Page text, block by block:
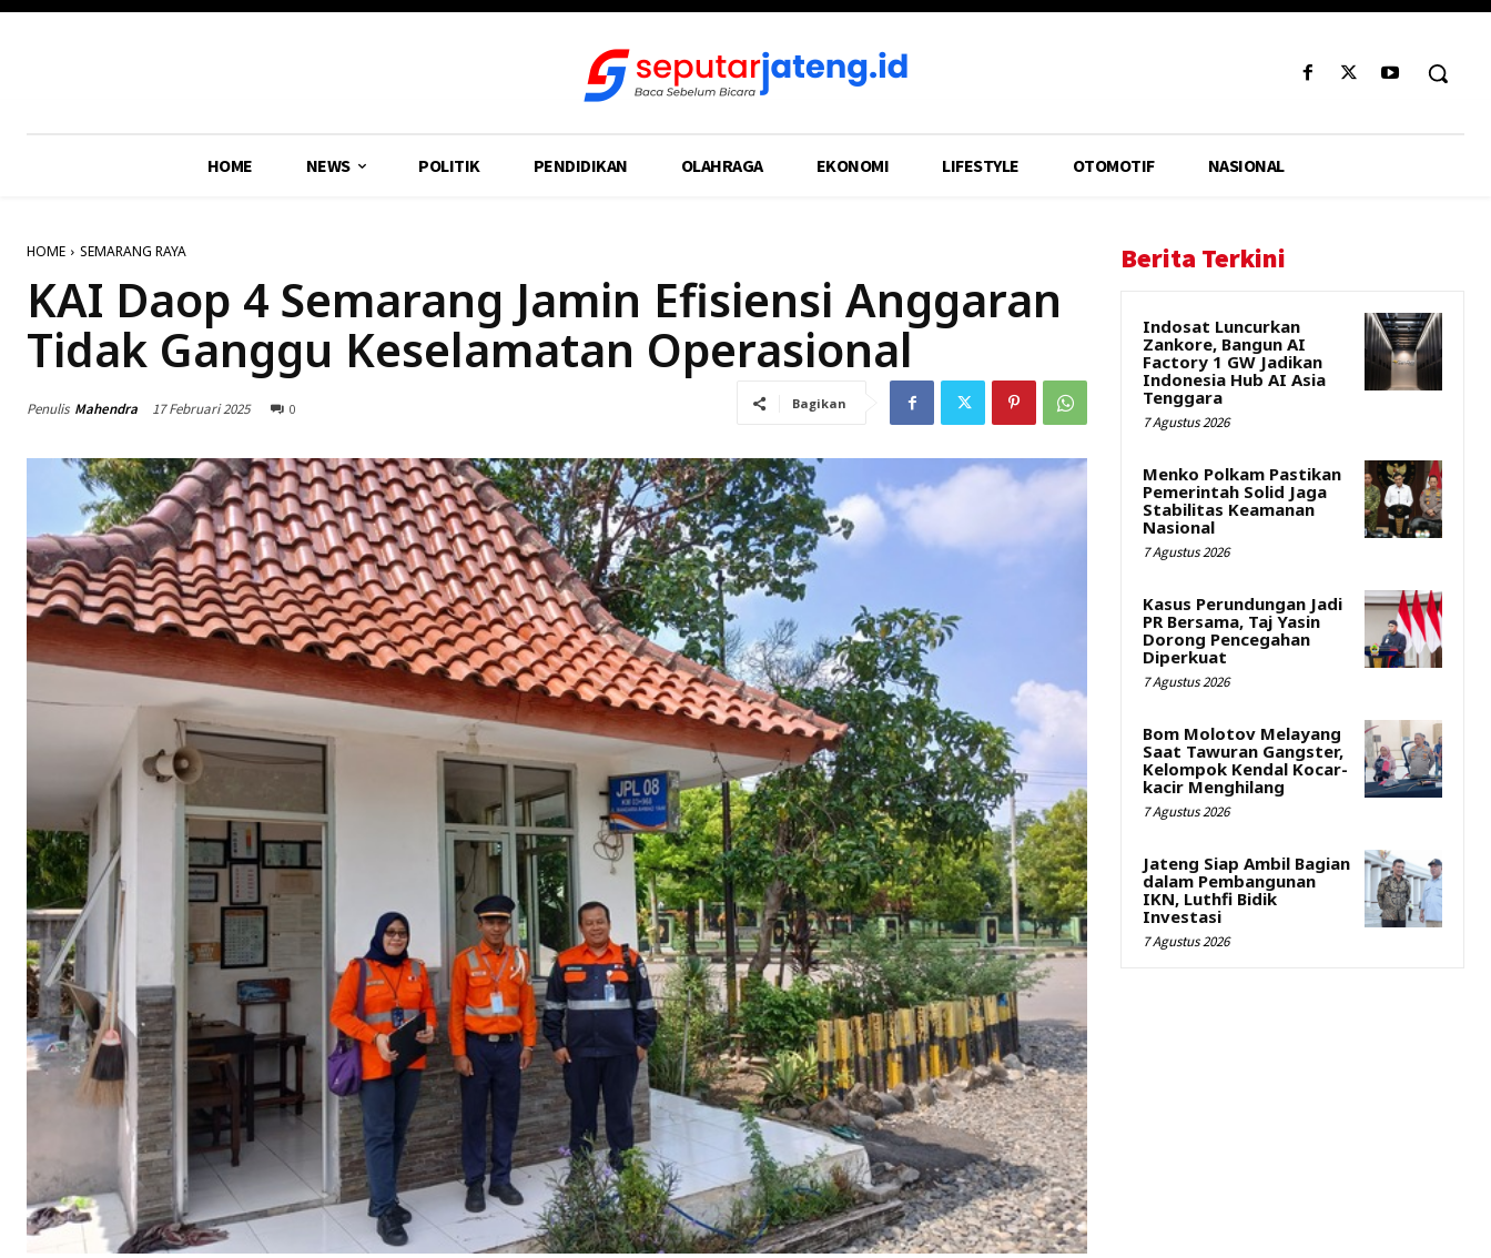
HOME NEWS POLITIK PENDIDIKAN OLAHRAGA EKONOMI LIFESTYLE OTOMOTIF NASIONAL
HOME SEMARANG RAYA
KAI Daop 4 Semarang Jamin Efisiensi Anggaran
Tidak Ganggu Keselamatan Operasional
Penulis Mahendra 17 Februari 2025 0 Bagikan
Berita Terkini
Indosat Luncurkan
Zankore, Bangun AI
Factory 1 GW Jadikan
Indonesia Hub AI Asia
Tenggara
7 Agustus 2026
Menko Polkam Pastikan
Pemerintah Solid Jaga
Stabilitas Keamanan
Nasional
7 Agustus 2026
Kasus Perundungan Jadi
PR Bersama, Taj Yasin
Dorong Pencegahan
Diperkuat
7 Agustus 2026
Bom Molotov Melayang
Saat Tawuran Gangster,
Kelompok Kendal Kocar-
kacir Menghilang
7 Agustus 2026
Jateng Siap Ambil Bagian
dalam Pembangunan
IKN, Luthfi Bidik
Investasi
7 Agustus 2026